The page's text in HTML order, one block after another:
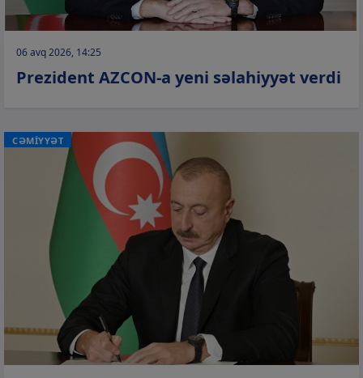
06 avq 2026, 14:25
Prezident AZCON-a yeni səlahiyyət verdi
CƏMİYYƏT